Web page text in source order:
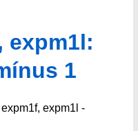
expm1l:
1
expm1l -